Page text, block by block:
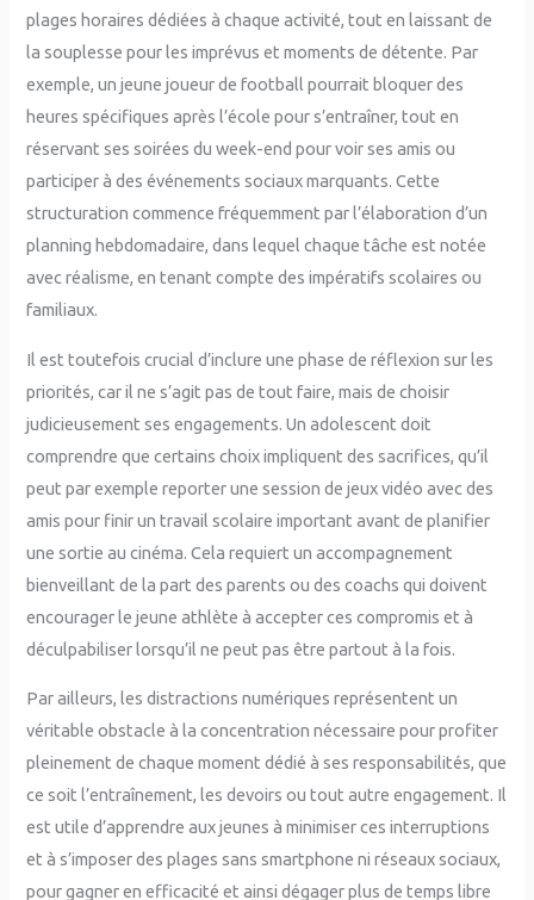
plages horaires dédiées à chaque activité, tout en laissant de
la souplesse pour les imprévus et moments de détente. Par
exemple, un jeune joueur de football pourrait bloquer des
heures spécifiques après l’école pour s’entraîner, tout en
réservant ses soirées du week-end pour voir ses amis ou
participer à des événements sociaux marquants. Cette
structuration commence fréquemment par l’élaboration d’un
planning hebdomadaire, dans lequel chaque tâche est notée
avec réalisme, en tenant compte des impératifs scolaires ou
familiaux.
Il est toutefois crucial d’inclure une phase de réflexion sur les
priorités, car il ne s’agit pas de tout faire, mais de choisir
judicieusement ses engagements. Un adolescent doit
comprendre que certains choix impliquent des sacrifices, qu’il
peut par exemple reporter une session de jeux vidéo avec des
amis pour finir un travail scolaire important avant de planifier
une sortie au cinéma. Cela requiert un accompagnement
bienveillant de la part des parents ou des coachs qui doivent
encourager le jeune athlète à accepter ces compromis et à
déculpabiliser lorsqu’il ne peut pas être partout à la fois.
Par ailleurs, les distractions numériques représentent un
véritable obstacle à la concentration nécessaire pour profiter
pleinement de chaque moment dédié à ses responsabilités, que
ce soit l’entraînement, les devoirs ou tout autre engagement. Il
est utile d’apprendre aux jeunes à minimiser ces interruptions
et à s’imposer des plages sans smartphone ni réseaux sociaux,
pour gagner en efficacité et ainsi dégager plus de temps libre